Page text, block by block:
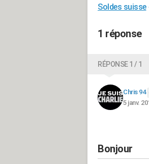
Soldes suisse
1 réponse
RÉPONSE 1 / 1
Chris 94
5 janv.
Bonjour